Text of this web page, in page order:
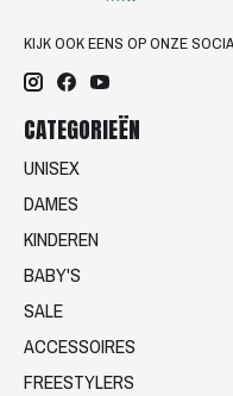
KIJK OOK EENS OP ONZE
CATEGORIEËN
UNISEX
DAMES
KINDEREN
BABY'S
SALE
ACCESSOIRES
FREESTYLERS